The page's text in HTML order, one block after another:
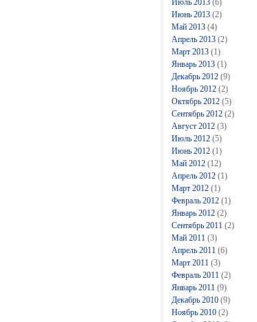
Июль 2013 (6)
Июнь 2013 (2)
Май 2013 (4)
Апрель 2013 (2)
Март 2013 (1)
Январь 2013 (1)
Декабрь 2012 (9)
Ноябрь 2012 (2)
Октябрь 2012 (5)
Сентябрь 2012 (2)
Август 2012 (3)
Июль 2012 (5)
Июнь 2012 (1)
Май 2012 (12)
Апрель 2012 (1)
Март 2012 (1)
Февраль 2012 (1)
Январь 2012 (2)
Сентябрь 2011 (2)
Май 2011 (3)
Апрель 2011 (6)
Март 2011 (3)
Февраль 2011 (2)
Январь 2011 (9)
Декабрь 2010 (9)
Ноябрь 2010 (2)